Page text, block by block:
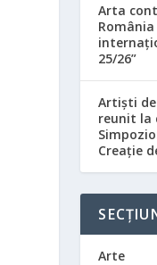
Arta
25/26”
Artiști
reunit la
Creație
Arte